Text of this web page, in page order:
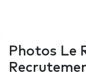
Photos Le